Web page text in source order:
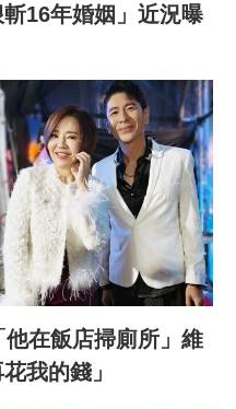
16年婚姻」近況曝
在飯店掃廁所」維
我的錢」